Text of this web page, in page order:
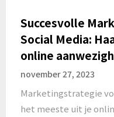
Succesvolle
Social Media:
online
november 27, 2023
Marketingstrategie
het meeste uit je